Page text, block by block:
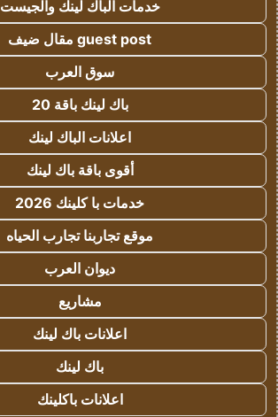
خدمات الباك لينك والجيست
guest post مقال ضيف
سوق العرب
باك لينك باقة 20
اعلانات الباك لينك
أقوى باقة باك لينك
خدمات با كلينك 2026
موقع تجاربنا تجارب الحياه
ديوان العرب
مشاريع
اعلانات باك لينك
باك لينك
اعلانات باكلينك